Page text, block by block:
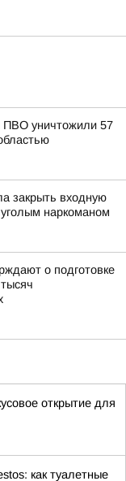
ПВО уничтожили 57
закрыть входную
наркоманом
о подготовке
открытие для
как туалетные